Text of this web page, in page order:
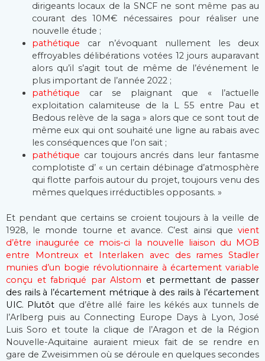
dirigeants locaux de la SNCF ne sont même pas au
courant des 10M€ nécessaires pour réaliser une
nouvelle étude ;
pathétique car n’évoquant nullement les deux
effroyables délibérations votées 12 jours auparavant
alors qu’il s’agit tout de même de l’événement le
plus important de l’année 2022 ;
pathétique car se plaignant que « l’actuelle
exploitation calamiteuse de la L 55 entre Pau et
Bedous relève de la saga » alors que ce sont tout de
même eux qui ont souhaité une ligne au rabais avec
les conséquences que l’on sait ;
pathétique car toujours ancrés dans leur fantasme
complotiste d’ « un certain débinage d’atmosphère
qui flotte parfois autour du projet, toujours venu des
mêmes quelques irréductibles opposants. »
Et pendant que certains se croient toujours à la veille de
1928, le monde tourne et avance. C’est ainsi que vient
d’être inaugurée ce mois-ci la nouvelle liaison du MOB
entre Montreux et Interlaken avec des rames Stadler
munies d’un bogie révolutionnaire à écartement variable
conçu et fabriqué par Alstom et permettant de passer
des rails à l’écartement métrique à des rails à l’écartement
UIC. Plutôt que d’être allé faire les kékés aux tunnels de
l’Arlberg puis au Connecting Europe Days à Lyon, José
Luis Soro et toute la clique de l’Aragon et de la Région
Nouvelle-Aquitaine auraient mieux fait de se rendre en
gare de Zweisimmen où se déroule en quelques secondes